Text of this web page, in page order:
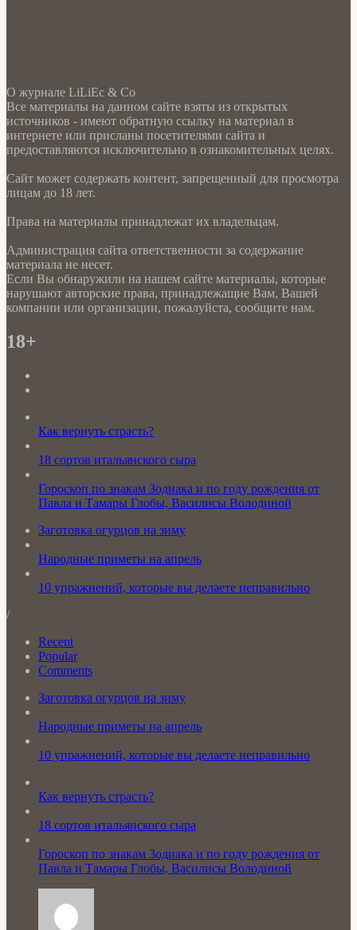
О журнале LiLiEc & Co
Все материалы на данном сайте взяты из открытых
источников - имеют обратную ссылку на материал в
интернете или присланы посетителями сайта и
предоставляются исключительно в ознакомительных целях.
Сайт может содержать контент, запрещенный для просмотра
лицам до 18 лет.
Права на материалы принадлежат их владельцам.
Администрация сайта ответственности за содержание
материала не несет.
Если Вы обнаружили на нашем сайте материалы, которые
нарушают авторские права, принадлежащие Вам, Вашей
компании или организации, пожалуйста, сообщите нам.
18+
Как вернуть страсть?
18 сортов итальянского сыра
Гороскоп по знакам Зодиака и по году рождения от
Павла и Тамары Глобы, Василисы Володиной
Заготовка огурцов на зиму
Народные приметы на апрель
10 упражнений, которые вы делаете неправильно
/
Recent
Popular
Comments
Заготовка огурцов на зиму
Народные приметы на апрель
10 упражнений, которые вы делаете неправильно
Как вернуть страсть?
18 сортов итальянского сыра
Гороскоп по знакам Зодиака и по году рождения от
Павла и Тамары Глобы, Василисы Володиной